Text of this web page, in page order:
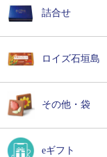
詰合せ
ロイズ石垣島
その他・袋
eギフト